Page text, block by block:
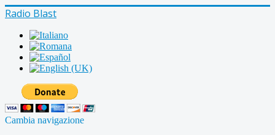
Radio Blast
Cambia navigazione